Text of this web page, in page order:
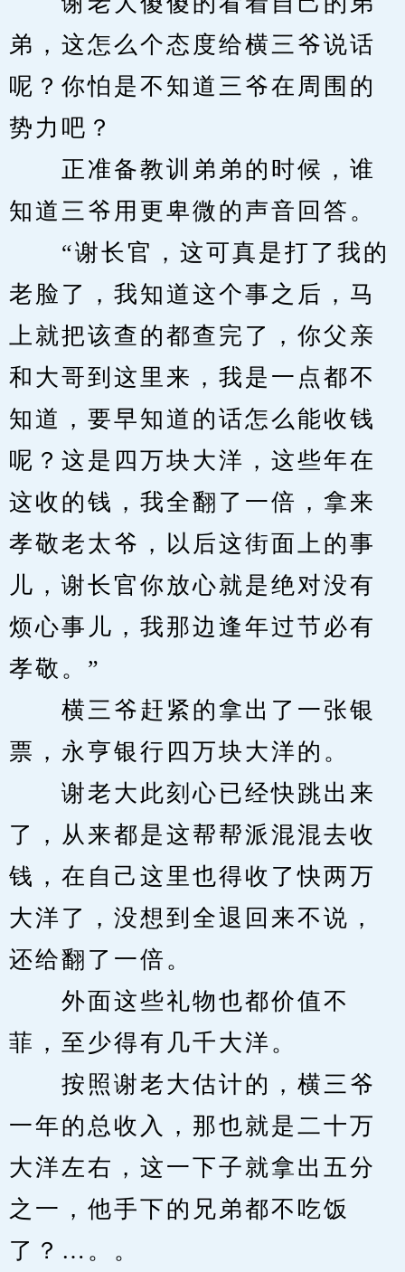
弟，这怎么个态度给横三爷说话
呢？你怕是不知道三爷在周围的
势力吧？
正准备教训弟弟的时候，谁
知道三爷用更卑微的声音回答。
“谢长官，这可真是打了我的
老脸了，我知道这个事之后，马
上就把该查的都查完了，你父亲
和大哥到这里来，我是一点都不
知道，要早知道的话怎么能收钱
呢？这是四万块大洋，这些年在
这收的钱，我全翻了一倍，拿来
孝敬老太爷，以后这街面上的事
儿，谢长官你放心就是绝对没有
烦心事儿，我那边逢年过节必有
孝敬。”
横三爷赶紧的拿出了一张银
票，永亨银行四万块大洋的。
谢老大此刻心已经快跳出来
了，从来都是这帮帮派混混去收
钱，在自己这里也得收了快两万
大洋了，没想到全退回来不说，
还给翻了一倍。
外面这些礼物也都价值不
菲，至少得有几千大洋。
按照谢老大估计的，横三爷
一年的总收入，那也就是二十万
大洋左右，这一下子就拿出五分
之一，他手下的兄弟都不吃饭
了？…。。